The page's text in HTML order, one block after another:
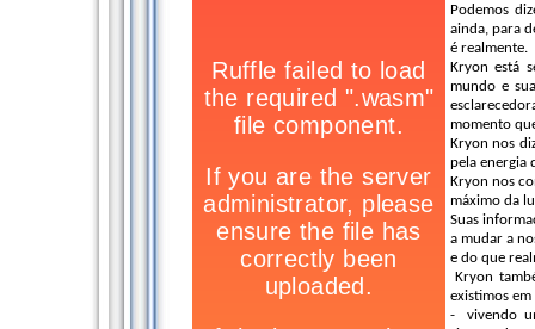
Podemos
ainda, para
é realmente.
Kryon está
mundo e
momento
Kryon nos
pela energia
Kryon nos
máximo da
Suas
a mudar a
e do que
Kryon
existimos
- vivendo